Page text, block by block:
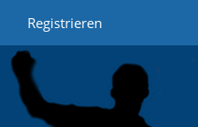
Registrieren